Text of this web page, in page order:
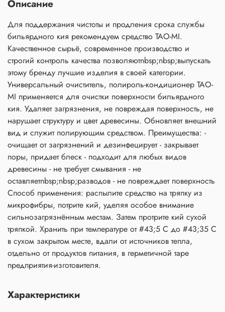
Описание
Для поддержания чистоты и продления срока службы
бильярдного кия рекомендуем средство TAO-MI.
Качественное сырьё, современное производство и
строгий контроль качества позволяютnbsp;nbsp;выпускать
этому бренду лучшие изделия в своей категории.
Универсальный очиститель, полироль-кондиционер TAO-
MI применяется для очистки поверхности бильярдного
кия. Удаляет загрязнения, не повреждая поверхность, не
нарушает структуру и цвет древесины. Обновляет внешний
вид и служит полирующим средством. Преимущества: -
очищает от загрязнений и дезинфецирует - закрывает
поры, придает блеск - подходит для любых видов
древесины - не требует смывания - не
оставляетnbsp;nbsp;разводов - не повреждает поверхность
Способ применения: распылите средство на тряпку из
микрофибры, потрите кий, уделяя особое внимание
сильнозагрязнённым местам. Затем протрите кий сухой
тряпкой. Хранить при температуре от #43;5 С до #43;35 С
в сухом закрытом месте, вдали от источников тепла,
отдельно от продуктов питания, в герметичной таре
предприятия-изготовителя.
Характеристики